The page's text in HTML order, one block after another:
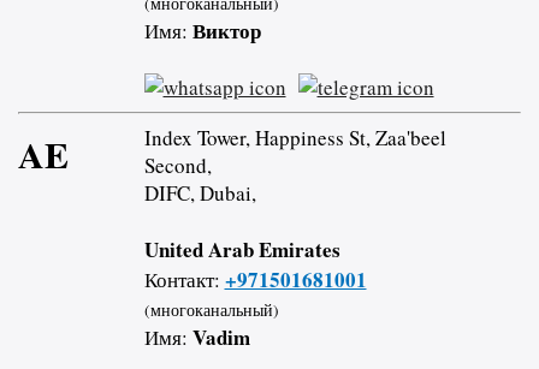
Имя: Виктор
AE
Index Tower, Happiness St, Zaa'beel
Second,
DIFC, Dubai,
United Arab Emirates
Контакт: +971501681001
(многоканальный)
Имя: Vadim